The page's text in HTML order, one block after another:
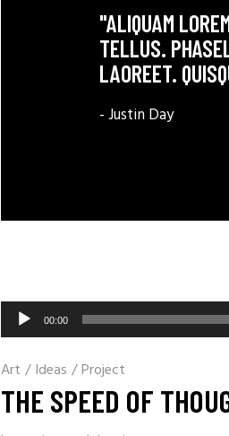
"ALIQUAM
TELLUS.
LAOREET.
- Justin Day
Lecteur
audio
00:00
Art / Ideas /Project
THE SPEED OF